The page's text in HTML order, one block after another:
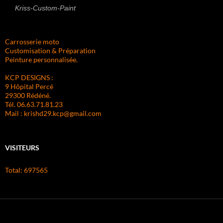
Kriss-Custom-Paint
Carrosserie moto
Customisation & Préparation
Peinture personnalisée.
KCP DESIGNS :
9 Hôpital Percé
29300 Rédéné.
Tél. 06.63.71.81.23
Mail : krishd29.kcp@gmail.com
VISITEURS
Total: 697565